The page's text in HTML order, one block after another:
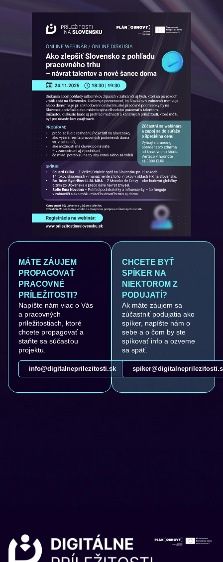
MÁTE ZÁUJEM
PROPAGOVAŤ
PRACOVNÉ
PRÍLEŽITOSTI?
Napíšte nám viac o Vás
a pracovných
príležitostiach, ktoré
chcete propagovať a
staňte sa súčasťou
projektu.
info@digitalneprilezitosti.sk
CHCETE BYŤ
SPÍKER NA
NIEKTOROM Z
PODUJATÍ?
Ak máte záujem sa
zúčastniť podujatia ako
spíker, napíšte nám o
sebe a o čom by ste
spíkovať info a ozveme
sa späť.